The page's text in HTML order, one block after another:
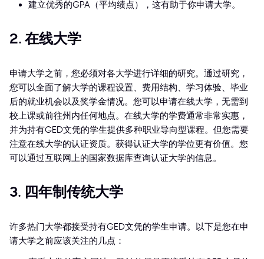
建立优秀的GPA（平均绩点），这有助于你申请大学。
2. 在线大学
申请大学之前，您必须对各大学进行详细的研究。通过研究，
您可以全面了解大学的课程设置、费用结构、学习体验、毕业
后的就业机会以及奖学金情况。您可以申请在线大学，无需到
校上课或前往州内任何地点。在线大学的学费通常非常实惠，
并为持有GED文凭的学生提供多种职业导向型课程。但您需要
注意在线大学的认证资质。获得认证大学的学位更有价值。您
可以通过互联网上的国家数据库查询认证大学的信息。
3. 四年制传统大学
许多热门大学都接受持有GED文凭的学生申请。以下是您在申
请大学之前应该关注的几点：